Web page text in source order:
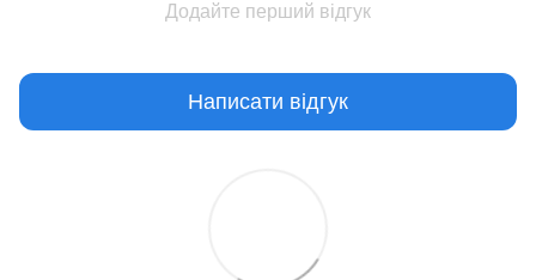
Додайте перший відгук
Написати відгук